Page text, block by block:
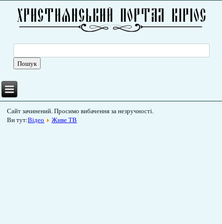
Сайт зачинений. Просимо вибачення за незручності.
Ви тут:Відео Живе ТВ